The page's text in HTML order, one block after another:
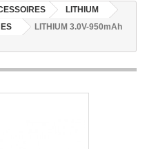
LITHIUM
LITHIUM 3.0V-950mAh